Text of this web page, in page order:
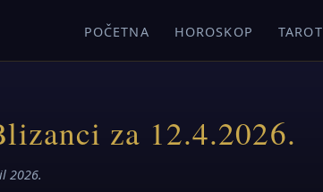
POČETNA HOROSKOP TAROT
za 12.4.2026.
2026.